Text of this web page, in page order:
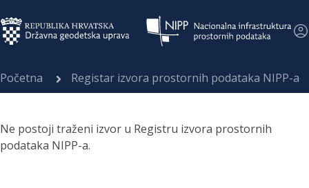
Početna Registar izvora prostornih podataka NIPP-a
Ne postoji traženi izvor u Registru izvora prostornih
podataka NIPP-a.